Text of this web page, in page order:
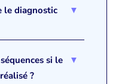
le diagnostic
si le
?